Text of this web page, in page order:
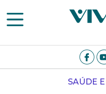
SAÚDE